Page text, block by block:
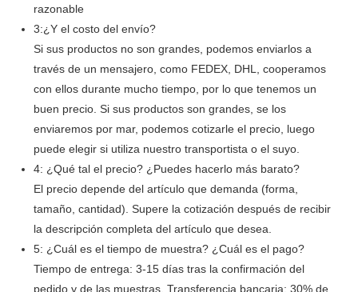
razonable
3:¿Y el costo del envío?
Si sus productos no son grandes, podemos enviarlos a
través de un mensajero, como FEDEX, DHL, cooperamos
con ellos durante mucho tiempo, por lo que tenemos un
buen precio. Si sus productos son grandes, se los
enviaremos por mar, podemos cotizarle el precio, luego
puede elegir si utiliza nuestro transportista o el suyo.
4: ¿Qué tal el precio? ¿Puedes hacerlo más barato?
El precio depende del artículo que demanda (forma,
tamaño, cantidad). Supere la cotización después de recibir
la descripción completa del artículo que desea.
5: ¿Cuál es el tiempo de muestra? ¿Cuál es el pago?
Tiempo de entrega: 3-15 días tras la confirmación del
pedido y de las muestras. Transferencia bancaria: 30% de